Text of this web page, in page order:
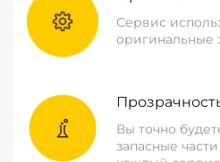
Сервис
оригинальные
Вы точно
запасные